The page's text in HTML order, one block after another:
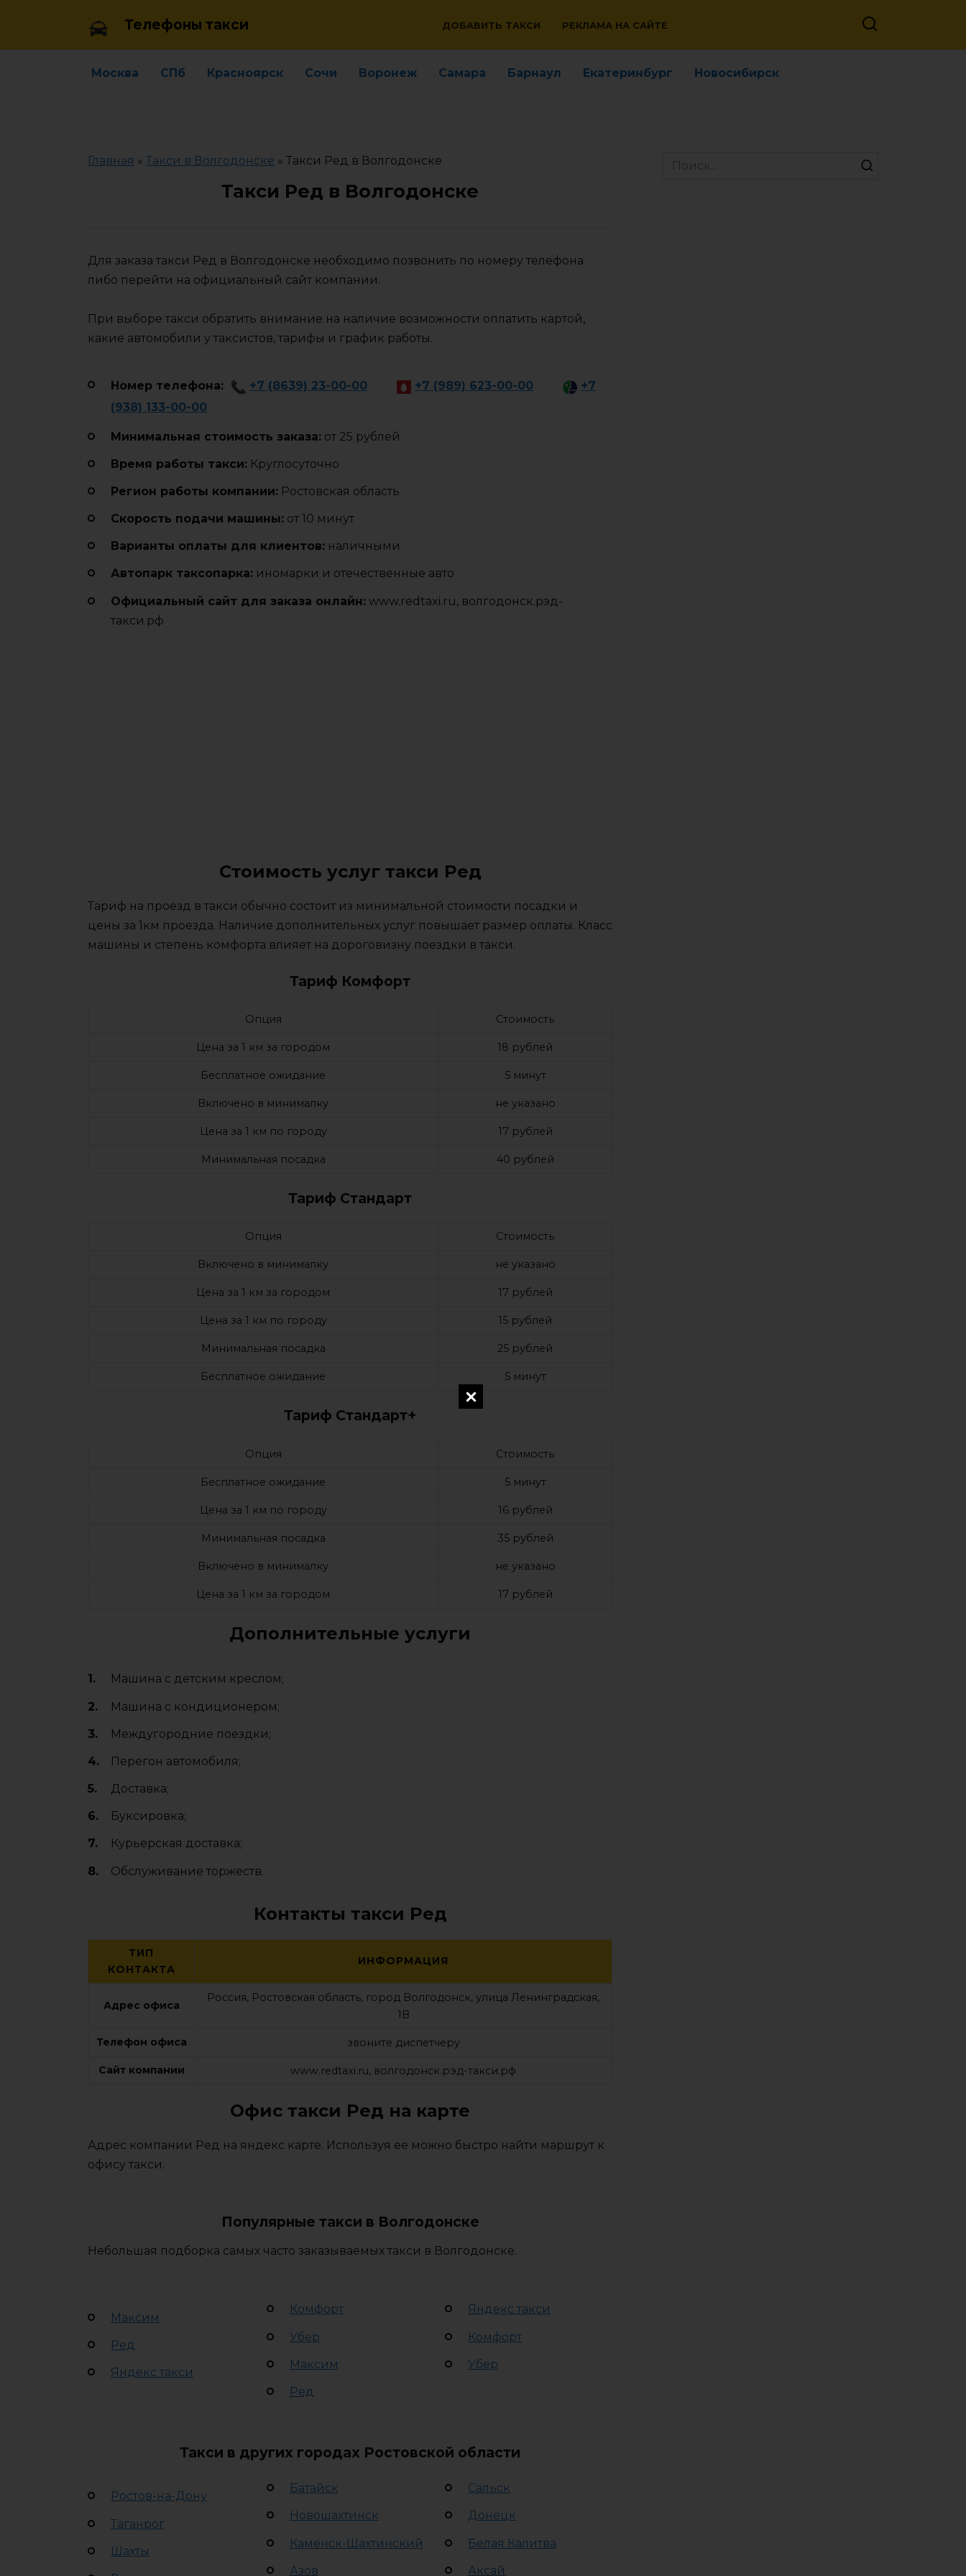
Телефоны такси ДОБАВИТЬ ТАКСИ РЕКЛАМА НА САЙТЕ
Москва СПб Красноярск Сочи Воронеж Самара Барнаул Екатеринбург Новосибирск
Главная » Такси в Волгодонске » Такси Ред в Волгодонске
Такси Ред в Волгодонске
Для заказа такси Ред в Волгодонске необходимо позвонить по номеру телефона
либо перейти на официальный сайт компании.
При выборе такси обратить внимание на наличие возможности оплатить картой,
какие автомобили у таксистов, тарифы и график работы.
Номер телефона: +7 (8639) 23-00-00 +7 (989) 623-00-00
+7
(938) 133-00-00
Минимальная стоимость заказа: от 25 рублей
Время работы такси: Круглосуточно
Регион работы компании: Ростовская область
Cкорость подачи машины: от 10 минут
Варианты оплаты для клиентов: наличными
Автопарк таксопарка: иномарки и отечественные авто
Официальный сайт для заказа онлайн: www.redtaxi.ru, волгодонск.рэд-
такси.рф
Стоимость услуг такси Ред
Тариф на проезд в такси обычно состоит из минимальной стоимости посадки и
цены за 1км проезда. Наличие дополнительных услуг повышает размер оплаты. Класс
машины и степень комфорта влияет на дороговизну поездки в такси.
Тариф Комфорт
Опция Стоимость
Цена за 1 км за городом 18 рублей
Бесплатное ожидание 5 минут
Включено в минималку не указано
Цена за 1 км по городу 17 рублей
Минимальная посадка 40 рублей
Тариф Стандарт
Опция Стоимость
Включено в минималку не указано
Цена за 1 км за городом 17 рублей
Цена за 1 км по городу 15 рублей
Минимальная посадка 25 рублей
Бесплатное ожидание 5 минут
Тариф Стандарт+
Опция Стоимость
Бесплатное ожидание 5 минут
Цена за 1 км по городу 16 рублей
Минимальная посадка 35 рублей
Включено в минималку не указано
Цена за 1 км за городом 17 рублей
Дополнительные услуги
Машина с детским креслом;
Машина с кондиционером;
Междугородние поездки;
Перегон автомобиля;
Доставка;
Буксировка;
Курьерская доставка;
Обслуживание торжеств.
Контакты такси Ред
ТИП
КОНТАКТА
ИНФОРМАЦИЯ
Адрес офиса
Россия, Ростовская область, город Волгодонск, улица Ленинградская,
1В
Телефон офиса звоните диспетчеру
Сайт компании www.redtaxi.ru, волгодонск.рэд-такси.рф
Офис такси Ред на карте
Адрес компании Ред на яндекс карте. Используя ее можно быстро найти маршрут к
офису такси.
Популярные такси в Волгодонске
Небольшая подборка самых часто заказываемых такси в Волгодонске.
Максим
Ред
Яндекс такси
Комфорт
Убер
Максим
Ред
Яндекс такси
Комфорт
Убер
Такси в других городах Ростовской области
Ростов-на-Дону
Таганрог
Шахты
Батайск
Новошахтинск
Каменск-Шахтинский
Азов
Сальск
Донецк
Белая Калитва
Аксай
Search